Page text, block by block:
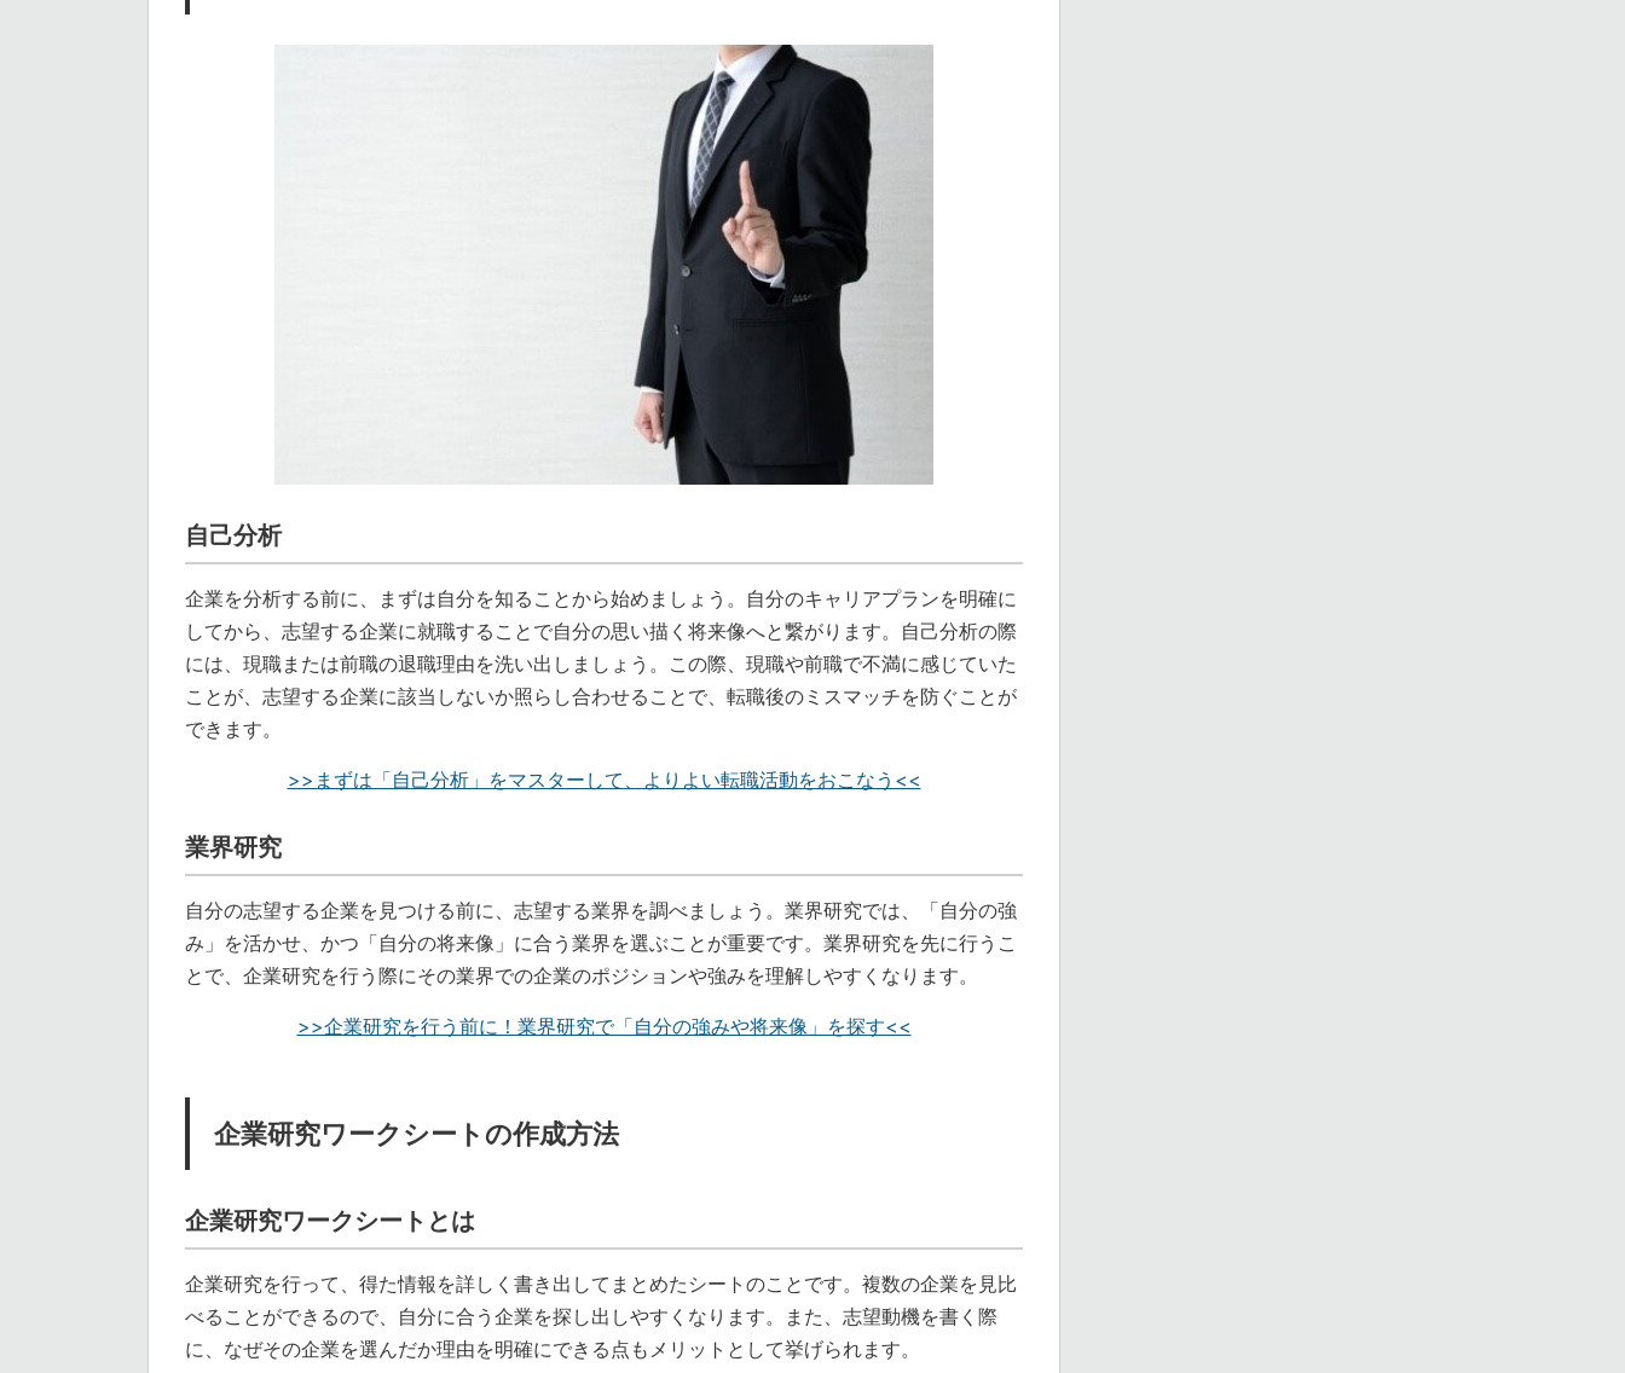
自己分析
企業を分析する前に、まずは自分を知ることから始めましょう。自分のキャリアプランを明確に
してから、志望する企業に就職することで自分の思い描く将来像へと繋がります。自己分析の際
には、現職または前職の退職理由を洗い出しましょう。この際、現職や前職で不満に感じていた
ことが、志望する企業に該当しないか照らし合わせることで、転職後のミスマッチを防ぐことが
できます。
>>まずは「自己分析」をマスターして、よりよい転職活動をおこなう<<
業界研究
自分の志望する企業を見つける前に、志望する業界を調べましょう。業界研究では、「自分の強
み」を活かせ、かつ「自分の将来像」に合う業界を選ぶことが重要です。業界研究を先に行うこ
とで、企業研究を行う際にその業界での企業のポジションや強みを理解しやすくなります。
>>企業研究を行う前に！業界研究で「自分の強みや将来像」を探す<<
企業研究ワークシートの作成方法
企業研究ワークシートとは
企業研究を行って、得た情報を詳しく書き出してまとめたシートのことです。複数の企業を見比
べることができるので、自分に合う企業を探し出しやすくなります。また、志望動機を書く際
に、なぜその企業を選んだか理由を明確にできる点もメリットとして挙げられます。